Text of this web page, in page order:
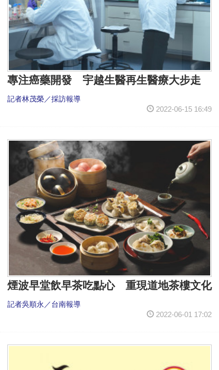
專注癌藥開發 宇越生醫再生醫療大步走
記者林茂榮／採訪報導
2022-06-15 16:49
煙波早堂飲早茶吃點心 重現道地茶樓文化
記者吳順永／台南報導
2022-06-01 17:02